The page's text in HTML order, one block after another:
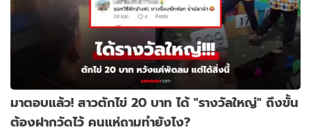
มาตอบแล้ว! สาวตักไข่ 20 บาท ได้ "รางวัลใหญ่" ถึงขั้น
ต้องฝากวัดไว้ คนแห่ถามทำยังไง?